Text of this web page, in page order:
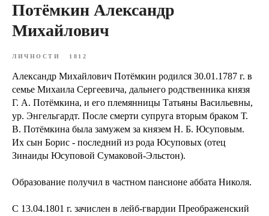
Потёмкин Александр
Михайлович
ЛИЧНОСТИ 1812
Александр Михайлович Потёмкин родился 30.01.1787 г. в
семье Михаила Сергеевича, дальнего родственника князя
Г. А. Потёмкина, и его племянницы Татьяны Васильевны,
ур. Энгельгардт. После смерти супруга вторым браком Т.
В. Потёмкина была замужем за князем Н. Б. Юсуповым.
Их сын Борис - последний из рода Юсуповых (отец
Зинаиды Юсуповой Сумаковой-Эльстон).
Образование получил в частном пансионе аббата Николя.
С 13.04.1801 г. зачислен в лейб-гвардии Преображенский